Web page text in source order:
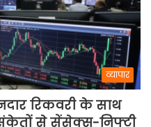
व्यापार
रिकवरी के साथ
से सेंसेक्स-निफ्टी